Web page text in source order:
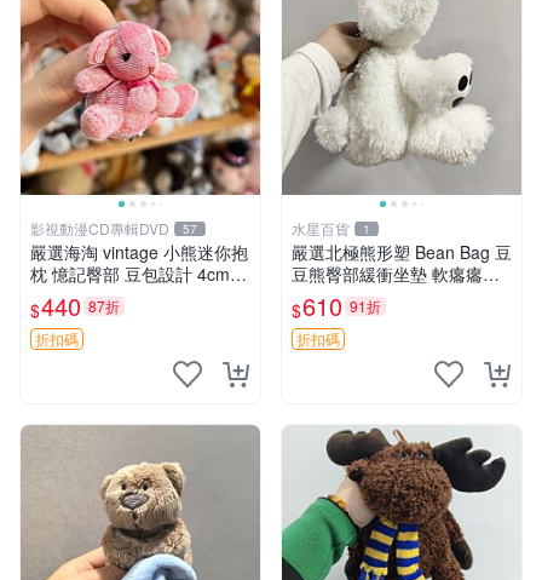
影視動漫CD專輯DVD 57
嚴選海淘 vintage 小熊迷你抱
枕 憶記臀部 豆包設計 4cm
高 推薦收藏 迷你豆包小熊、
高臀部、豆袋抱枕
$440 87折
折扣碼
水星百貨 1
嚴選北極熊形塑 Bean Bag 豆
豆熊臀部緩衝坐墊 軟癟癟舒
壓設計 保暖又實用 適合久坐
放松 推薦居家使用 RUSS系
列 豆豆熊屁屁坐墊 3D顆粒結
$610 91折
折扣碼